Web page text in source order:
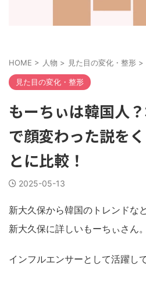
HOME > 人物 > 見た目の変化・整形 >
見た目の変化・整形
もーちぃは韓国人
で顔変わった説を
とに比較！
2025-05-13
新大久保から韓国のトレンドな
新大久保に詳しいもーちぃさん。
インフルエンサーとして活躍し